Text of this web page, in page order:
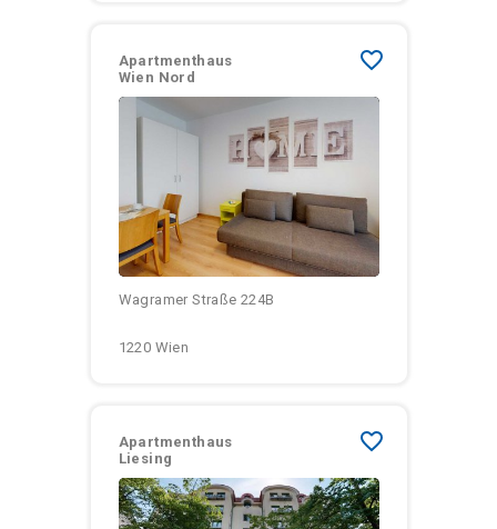
Apartmenthaus
Wien Nord
favorite_border
Monatliche Kosten:
Wagramer Straße 224B
1220 Wien
Apartmenthaus
Liesing
favorite_border